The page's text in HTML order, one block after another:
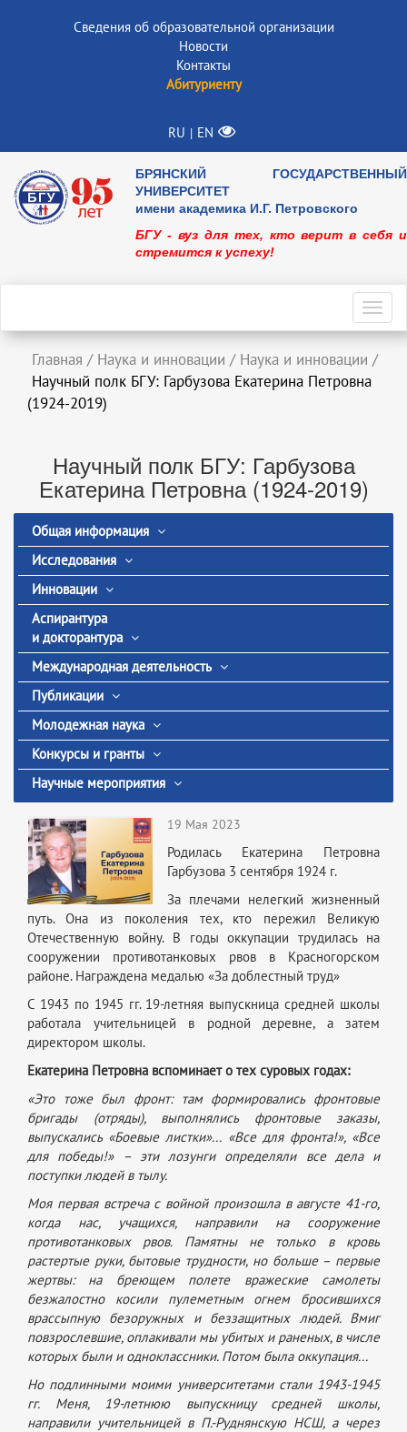
Сведения об образовательной организации
Новости
Контакты
Абитуриенту
RU | EN
БРЯНСКИЙ ГОСУДАРСТВЕННЫЙ
УНИВЕРСИТЕТ
имени академика И.Г. Петровского
БГУ - вуз для тех, кто верит в себя и
стремится к успеху!
Главная / Наука и инновации / Наука и инновации /
Научный полк БГУ: Гарбузова Екатерина Петровна
(1924-2019)
Научный полк БГУ: Гарбузова
Екатерина Петровна (1924-2019)
Общая информация
Исследования
Инновации
Аспирантура
и докторантура
Международная деятельность
Публикации
Молодежная наука
Конкурсы и гранты
Научные мероприятия
19 Мая 2023
Родилась Екатерина Петровна
Гарбузова 3 сентября 1924 г.
За плечами нелегкий жизненный
путь. Она из поколения тех, кто пережил Великую
Отечественную войну. В годы оккупации трудилась на
сооружении противотанковых рвов в Красногорском
районе. Награждена медалью «За доблестный труд»
С 1943 по 1945 гг. 19-летняя выпускница средней школы
работала учительницей в родной деревне, а затем
директором школы.
Екатерина Петровна вспоминает о тех суровых годах:
«Это тоже был фронт: там формировались фронтовые
бригады (отряды), выполнялись фронтовые заказы,
выпускались «Боевые листки»... «Все для фронта!», «Все
для победы!» – эти лозунги определяли все дела и
поступки людей в тылу.
Моя первая встреча с войной произошла в августе 41-го,
когда нас, учащихся, направили на сооружение
противотанковых рвов. Памятны не только в кровь
растертые руки, бытовые трудности, но больше – первые
жертвы: на бреющем полете вражеские самолеты
безжалостно косили пулеметным огнем бросившихся
врассыпную безоружных и беззащитных людей. Вмиг
повзрослевшие, оплакивали мы убитых и раненых, в числе
которых были и одноклассники. Потом была оккупация...
Но подлинными моими университетами стали 1943-1945
гг. Меня, 19-летнюю выпускницу средней школы,
направили учительницей в П.-Руднянскую НСШ, а через